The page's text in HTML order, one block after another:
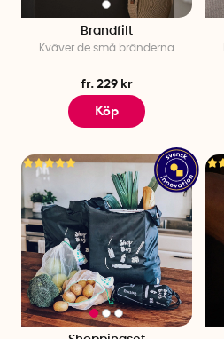
Brandfilt
Kväver de små bränderna
fr. 229 kr
Köp